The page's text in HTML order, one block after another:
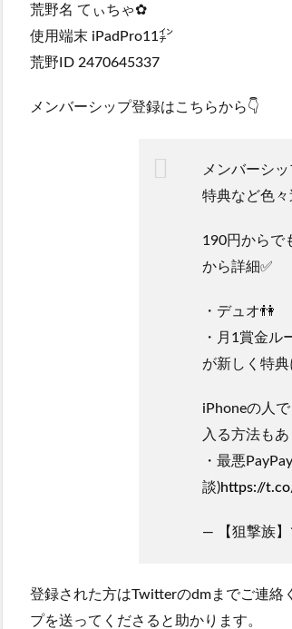
荒野名 てぃちゃ✿
使用端末 iPadPro11㌅
荒野ID 2470645337
メンバーシップ登録はこちらから👇
メンバーシッ
特典など色
190円からで
から詳細✅
・デュオ👫
・月1賞金ル
が新しく特典
iPhoneの人
入る方法も
・最悪
談)https://
— 【狙撃族】
登録された方はTwitterのdmまでご連絡
プを送ってくださると助かります。